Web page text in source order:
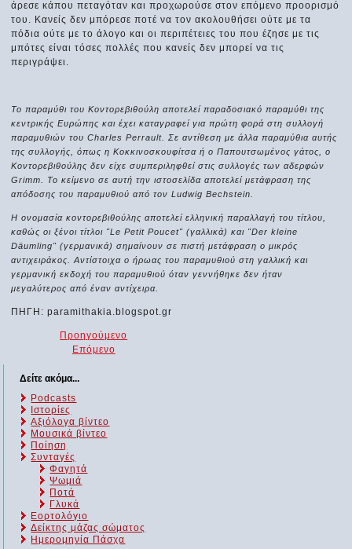
άρεσε κάπου πεταγόταν και προχωρούσε στον επόμενο προορισμό
του. Κανείς δεν μπόρεσε ποτέ να τον ακολουθήσει ούτε με τα
πόδια ούτε με το άλογο και οι περιπέτειες του που έζησε με τις
μπότες είναι τόσες πολλές που κανείς δεν μπορεί να τις
περιγράψει.
Το παραμύθι του Κοντορεβιθούλη αποτελεί παραδοσιακό παραμύθι της
κεντρικής Ευρώπης και έχει καταγραφεί για πρώτη φορά στη συλλογή
παραμυθιών του Charles Perrault. Σε αντίθεση με άλλα παραμύθια αυτής
της συλλογής, όπως η Κοκκινοσκουφίτσα ή ο Παπουτσωμένος γάτος, ο
Κοντορεβιθούλης δεν είχε συμπεριληφθεί στις συλλογές των αδερφών
Grimm. Το κείμενο σε αυτή την ιστοσελίδα αποτελεί μετάφραση της
απόδοσης του παραμυθιού από τον Ludwig Bechstein.
Η ονομασία κοντορεβιθούλης αποτελεί ελληνική παραλλαγή του τίτλου,
καθώς οι ξένοι τίτλοι "Le Petit Poucet" (γαλλικά) και "Der kleine
Däumling" (γερμανικά) σημαίνουν σε πιστή μετάφραση ο μικρός
αντιχειράκος. Αντίστοιχα ο ήρωας του παραμυθιού στη γαλλική και
γερμανική εκδοχή του παραμυθιού όταν γεννήθηκε δεν ήταν
μεγαλύτερος από έναν αντίχειρα.
ΠΗΓΗ: paramithakia.blogspot.gr
Προηγούμενο
Επόμενο
Δείτε ακόμα...
Podcasts
Ιστορίες
Αξιόλογα βίντεο
Μουσικά βίντεο
Ποίηση
Συνταγές
Φαγητά
Ψωμιά
Ποτά
Γλυκά
Εορτολόγιο
Δείκτης μάζας σώματος
Ημερομηνία Πάσχα